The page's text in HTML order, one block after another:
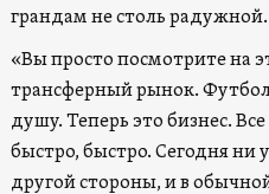
грандам не столь
«Вы просто посмотрите на
трансферный рынок.
душу. Теперь это бизнес.
быстро, быстро. Сегодня ни
другой стороны, и в